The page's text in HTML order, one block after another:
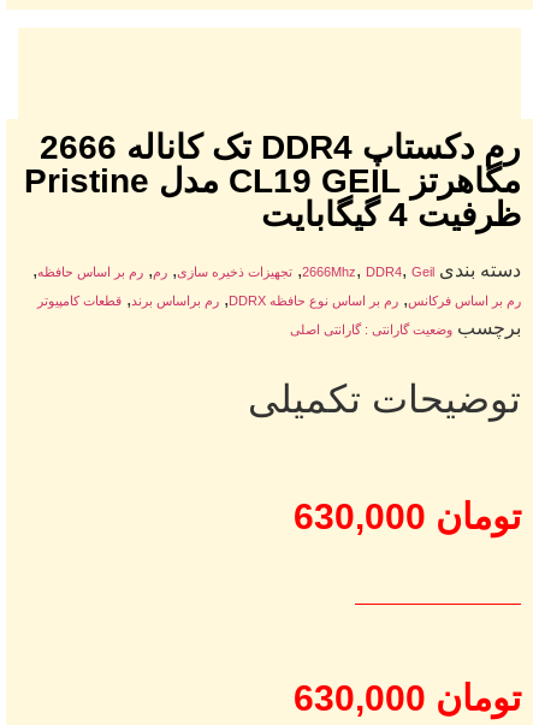
رم دکستاپ DDR4 تک کاناله 2666
مگاهرتز CL19 GEIL مدل Pristine
ظرفیت 4 گیگابایت
دسته بندی 2666Mhz, DDR4, Geil
, تجهیزات ذخیره سازی, رم, رم بر اساس حافظه,
رم بر اساس فرکانس, رم بر اساس نوع حافظه DDRX , رم براساس برند , قطعات کامپیوتر
برچسب وضعیت گارانتی : گارانتی اصلی
توضیحات تکمیلی
تومان
تومان